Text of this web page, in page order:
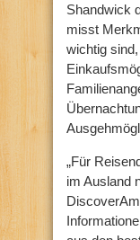
Shandwick
misst
wichtig
„Für
im Ausland